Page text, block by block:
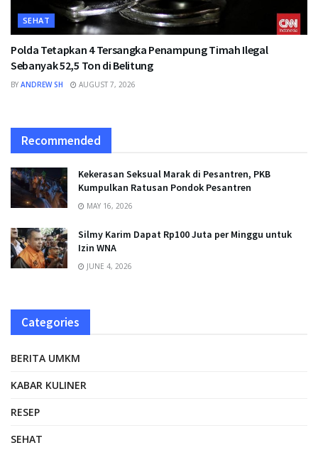
SEHAT
Polda Tetapkan 4 Tersangka Penampung Timah Ilegal
Sebanyak 52,5 Ton di Belitung
BY ANDREW SH AUGUST 7, 2026
Recommended
Kekerasan Seksual Marak di Pesantren, PKB
Kumpulkan Ratusan Pondok Pesantren
MAY 16, 2026
Silmy Karim Dapat Rp100 Juta per Minggu untuk
Izin WNA
JUNE 4, 2026
Categories
BERITA UMKM
KABAR KULINER
RESEP
SEHAT